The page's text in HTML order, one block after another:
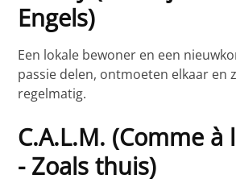
Engels)
Een lokale bewoner en een
passie delen, ontmoeten elkaar en
regelmatig.
C.A.L.M. (Comme à
- Zoals thuis)